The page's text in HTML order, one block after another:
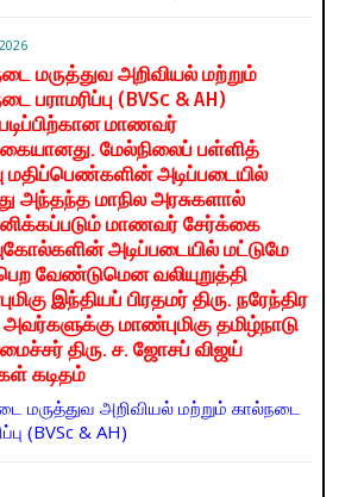
மருத்துவ அறிவியல் மற்றும்
பராமரிப்பு (BVSc & AH)
மாணவர்
மேல்நிலைப் பள்ளித்
மதிப்பெண்களின் அடிப்படையில்
அந்தந்த மாநில அரசுகளால்
மாணவர் சேர்க்கை
அடிப்படையில் மட்டுமே
வேண்டுமென வலியுறுத்தி
இந்தியப் பிரதமர் திரு. நரேந்திர
மாண்புமிகு தமிழ்நாடு
திரு. ச. ஜோசப் விஜய்
கடிதம்
மருத்துவ அறிவியல் மற்றும் கால்நடை
(BVSc & AH)